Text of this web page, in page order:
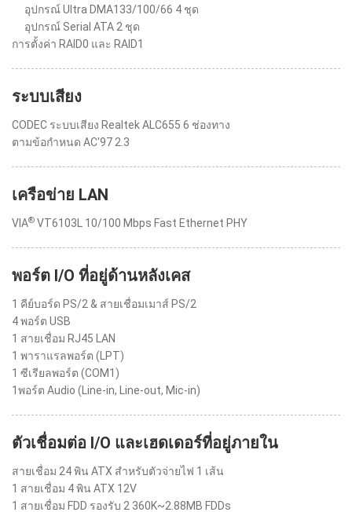
อุปกรณ์ Ultra DMA133/100/66 4 ชุด
อุปกรณ์ Serial ATA 2 ชุด
การตั้งค่า RAID0 และ RAID1
ระบบเสียง
CODEC ระบบเสียง Realtek ALC655 6 ช่องทาง
ตามข้อกำหนด AC'97 2.3
เครือข่าย LAN
VIA® VT6103L 10/100 Mbps Fast Ethernet PHY
พอร์ต I/O ที่อยู่ด้านหลังเคส
1 คีย์บอร์ด PS/2 & สายเชื่อมเมาส์ PS/2
4 พอร์ต USB
1 สายเชื่อม RJ45 LAN
1 พาราแรลพอร์ต (LPT)
1 ซีเรียลพอร์ต (COM1)
1พอร์ต Audio (Line-in, Line-out, Mic-in)
ตัวเชื่อมต่อ I/O และเฮดเดอร์ที่อยู่ภายใน
สายเชื่อม 24 พิน ATX สำหรับตัวจ่ายไฟ 1 เส้น
1 สายเชื่อม 4 พิน ATX 12V
1 สายเชื่อม FDD รองรับ 2 360K~2.88MB FDDs